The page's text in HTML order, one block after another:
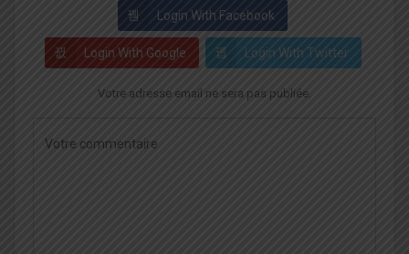
Login With Facebook
Login With Google Login With Twitter
Votre adresse email ne sera pas publiée.